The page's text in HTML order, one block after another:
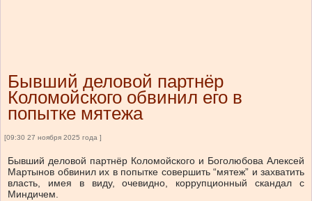
Бывший деловой партнёр
Коломойского обвинил его в
попытке мятежа
[09:30 27 ноября 2025 года ]
Бывший деловой партнёр Коломойского и Боголюбова Алексей
Мартынов обвинил их в попытке совершить “мятеж” и захватить
власть, имея в виду, очевидно, коррупционный скандал с
Миндичем.